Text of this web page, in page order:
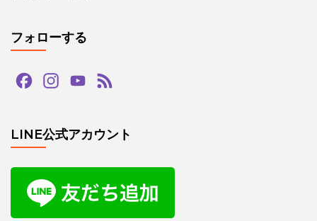
フォローする
FacebookInstagramYouTube
LINE公式アカウント